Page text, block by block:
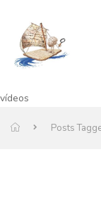
vídeos
Posts